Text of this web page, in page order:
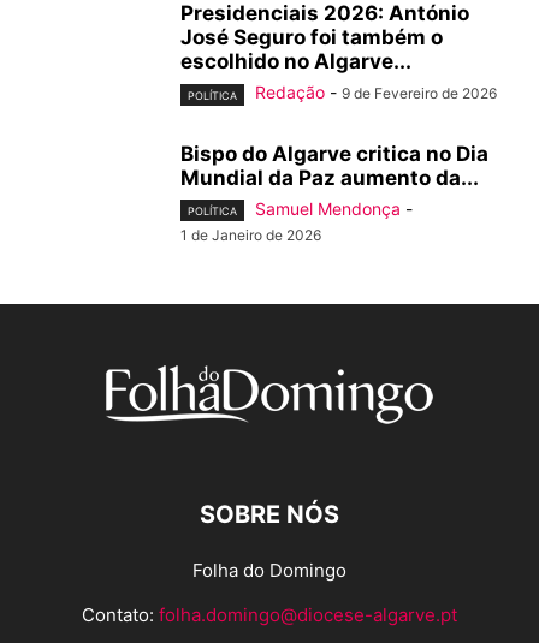
Presidenciais 2026: António
José Seguro foi também o
escolhido no Algarve...
POLÍTICA Redação - 9 de Fevereiro de 2026
Bispo do Algarve critica no Dia
Mundial da Paz aumento da...
POLÍTICA Samuel Mendonça -
1 de Janeiro de 2026
SOBRE NÓS
Folha do Domingo
Contato: folha.domingo@diocese-algarve.pt